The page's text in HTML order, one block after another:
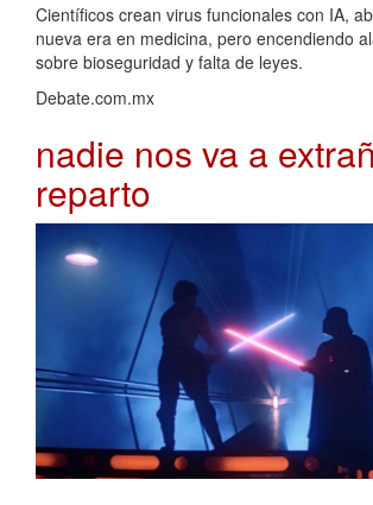
Científicos crean virus funcionales con IA,
nueva era en medicina, pero encendiendo
sobre bioseguridad y falta de leyes.
Debate.com.mx
nadie nos va a
reparto